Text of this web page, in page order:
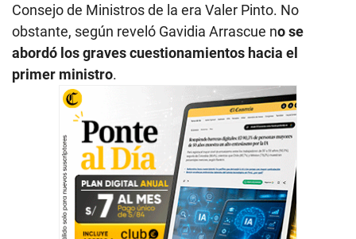
Consejo de Ministros de la era Valer Pinto. No
obstante, según reveló Gavidia Arrascue no se
abordó los graves cuestionamientos hacia el
primer ministro.